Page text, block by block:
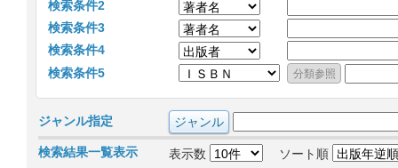
検索条件2
検索条件3
検索条件4
検索条件5
ジャンル指定
検索結果一覧表示 表示数 ソート順